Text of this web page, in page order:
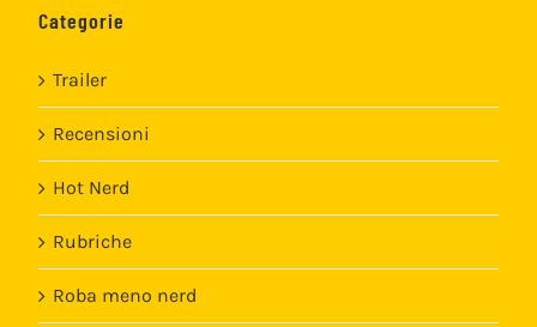
Categorie
Trailer
Recensioni
Hot Nerd
Rubriche
Roba meno nerd